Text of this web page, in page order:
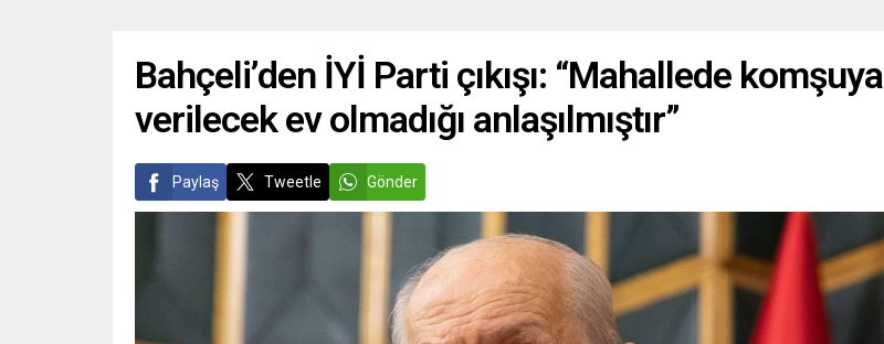
Bahçeli’den İYİ Parti çıkışı: “Mahallede komşuya
verilecek ev olmadığı anlaşılmıştır”
Paylaş Tweetle Gönder